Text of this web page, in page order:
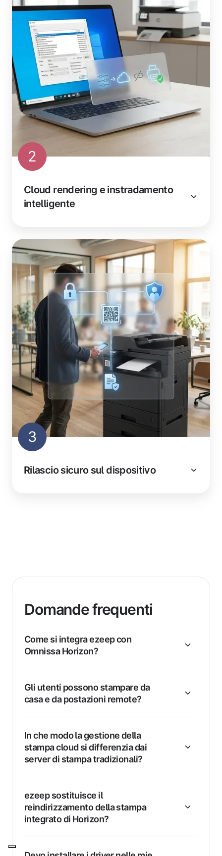
2
Cloud rendering e instradamento
intelligente
3
Rilascio sicuro sul dispositivo
Domande frequenti
Come si integra ezeep con
Omnissa Horizon?
Gli utenti possono stampare da
casa e da postazioni remote?
In che modo la gestione della
stampa cloud si differenzia dai
server di stampa tradizionali?
ezeep sostituisce il
reindirizzamento della stampa
integrato di Horizon?